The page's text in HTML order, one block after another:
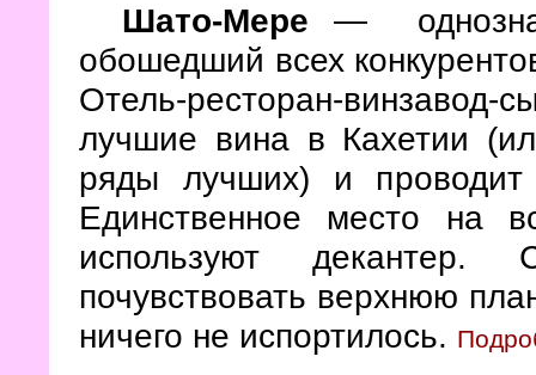
Шато-Мере —
обошедший всех
Отель-ресторан-
лучшие вина в Кахетии
ряды лучших) и проводит
Единственное место на
используют
почувствовать верхнюю
ничего не испортилось.